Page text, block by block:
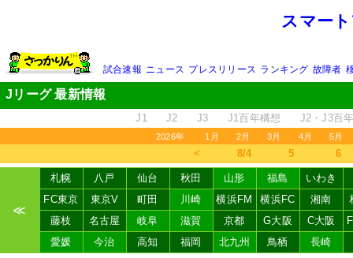
スマー
試合速報 ニュース プレスリリース ランキング 故障者
Jリーグ 最新情報
J1 J2 J3 J1百年構想 J2・J3百
2026年 1月 2月 3月 4月 5月
＜ 8/4 5 6
≪
札幌 八戸 仙台 秋田 山形 福島
いわき
FC東京
東京V 町田 川崎 横浜FM 横浜FC 湘南
藤枝
名古屋 岐阜 滋賀 京都 G大阪 C大阪
愛媛
今治 高知 福岡 北九州 鳥栖 長崎